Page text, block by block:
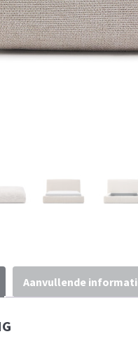
Aanvullende